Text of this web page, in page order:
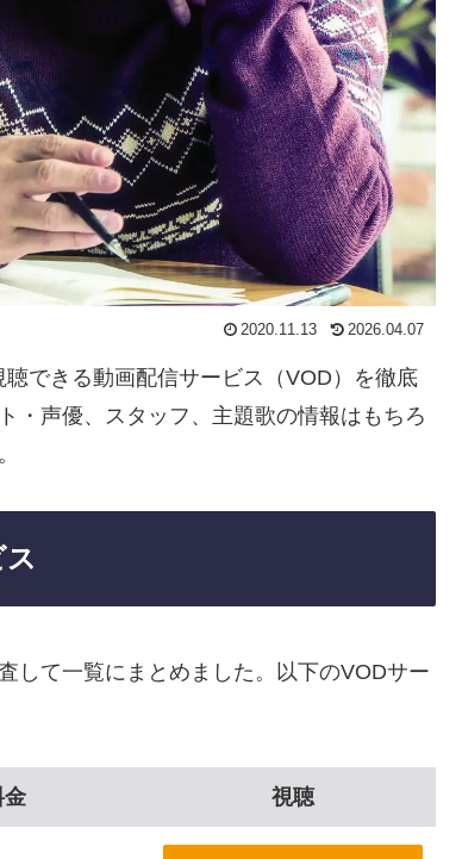
2020.11.13 2026.04.07
できる動画配信サービス（VOD）を徹底
・声優、スタッフ、主題歌の情報はもちろ
して一覧にまとめました。以下のVODサー
金 視聴